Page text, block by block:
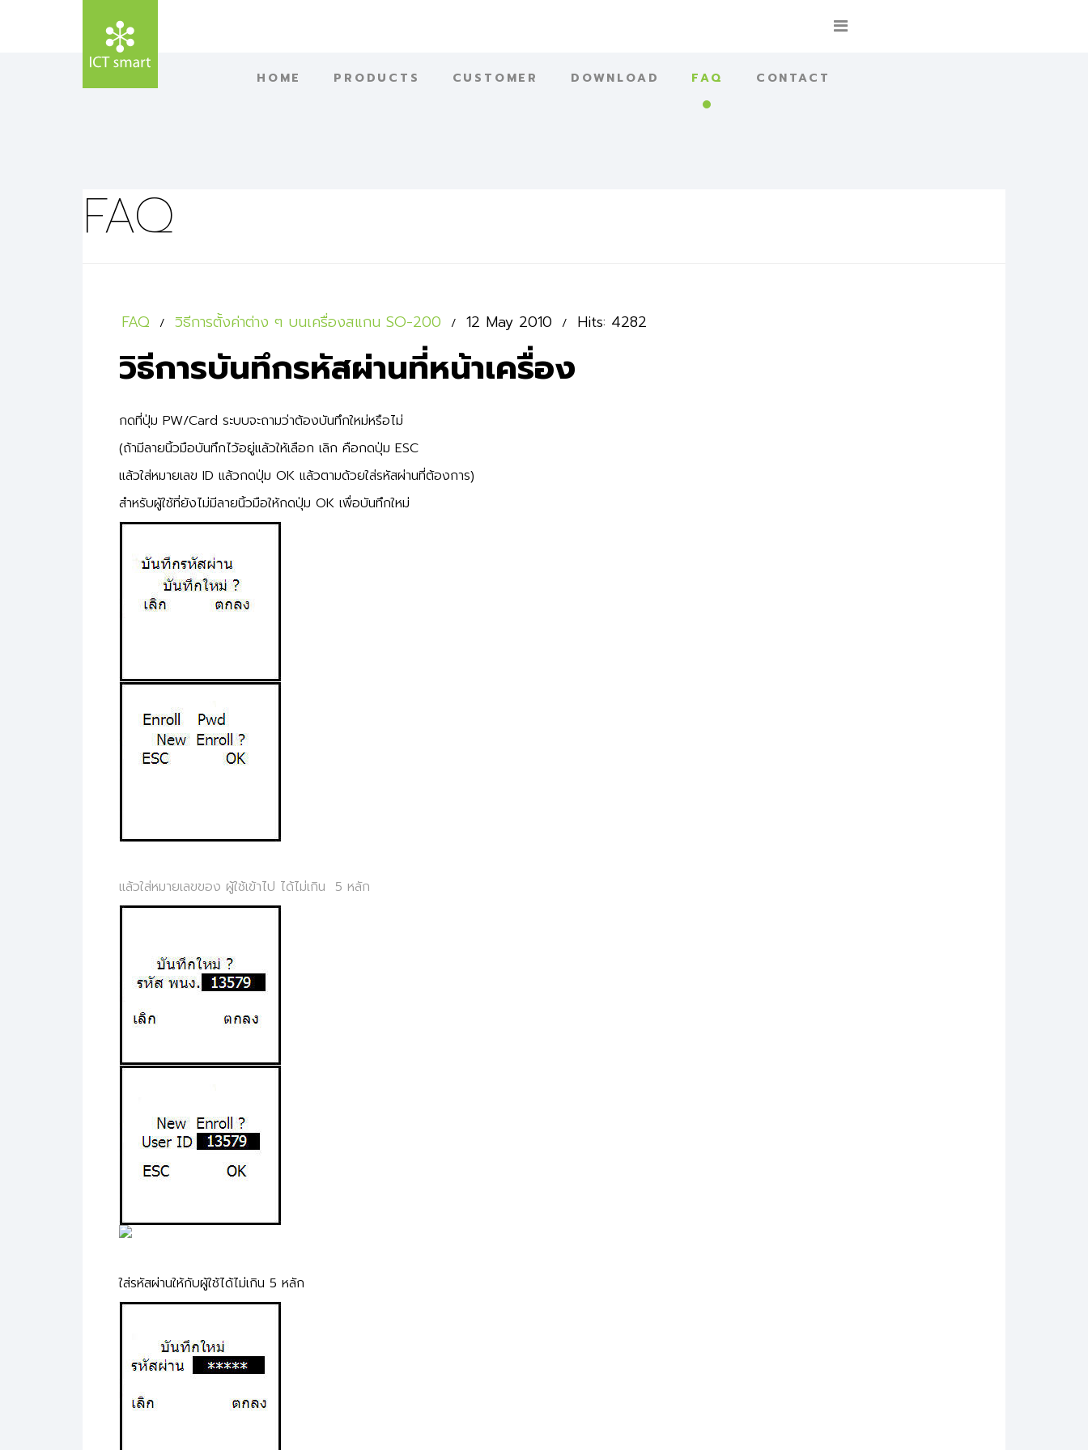
HOME PRODUCTS CUSTOMER DOWNLOAD FAQ CONTACT
FAQ
FAQ วิธีการตั้งค่าต่าง ๆ บนเครื่องสแกน SO-200 12 May 2010 Hits: 4282
วิธีการบันทึกรหัสผ่านที่หน้าเครื่อง
กดที่ปุ่ม PW/Card ระบบจะถามว่าต้องบันทึกใหม่หรือไม่
(ถ้ามีลายนิ้วมือบันทึกไว้อยู่แล้วให้เลือก เลิก คือกดปุ่ม ESC
แล้วใส่หมายเลข ID แล้วกดปุ่ม OK แล้วตามด้วยใส่รหัสผ่านที่ต้องการ)
สำหรับผู้ใช้ที่ยังไม่มีลายนิ้วมือให้กดปุ่ม OK เพื่อบันทึกใหม่
แล้วใส่หมายเลขของ ผู้ใช้เข้าไป ได้ไม่เกิน 5 หลัก
ใส่รหัสผ่านให้กับผู้ใช้ได้ไม่เกิน 5 หลัก